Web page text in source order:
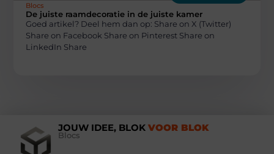
Blocs
De juiste raamdecoratie in de juiste kamer
Goed artikel? Deel hem dan op: Share on X (Twitter)
Share on Facebook Share on Pinterest Share on
LinkedIn Share
JOUW IDEE, BLOK VOOR BLOK
Blocs